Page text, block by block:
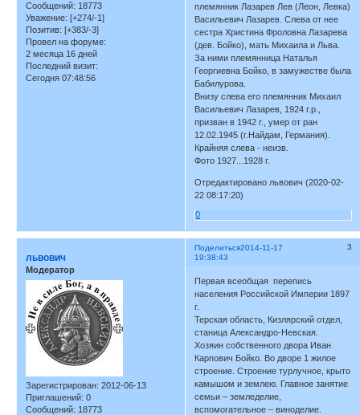
Сообщений: 18773
Уважение: [+274/-1]
Позитив: [+383/-3]
Провел на форуме:
2 месяца 16 дней
Последний визит:
Сегодня 07:48:56
племянник Лазарев Лев (Леон, Левка)
Васильевич Лазарев. Слева от нее
сестра Христина Фроловна Лазарева
(дев. Бойко), мать Михаила и Льва.
За ними племянница Наталья
Георгиевна Бойко, в замужестве была
Бабилурова.
Внизу слева его племянник Михаил
Васильевич Лазарев, 1924 г.р.,
призван в 1942 г., умер от ран
12.02.1945 (г.Найдам, Германия).
Крайняя слева - неизв.
Фото 1927...1928 г.
Отредактировано львович (2020-02-
22 08:17:20)
0
Поделиться 3
2014-11-17
19:38:43
львович
Модератор
Зарегистрирован: 2012-06-13
Приглашений: 0
Сообщений: 18773
Первая всеобщая перепись
населения Российской Империи 1897
г.
Терская область, Кизлярский отдел,
станица Александро-Невская.
Хозяин собственного двора Иван
Карпович Бойко. Во дворе 1 жилое
строение. Строение турлучное, крыто
камышом и землею. Главное занятие
семьи – земледелие,
вспомогательное – виноделие.